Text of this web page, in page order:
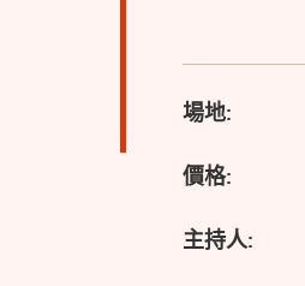
場地:
價格:
主持人: